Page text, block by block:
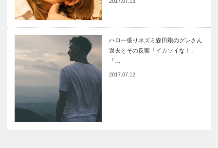
ハロー張りネズミ森田剛のグレさん
過去とその反響「イカツイな！」
「…
2017.07.12